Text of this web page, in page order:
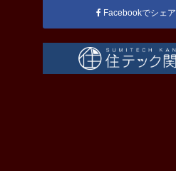
Facebookでシェア